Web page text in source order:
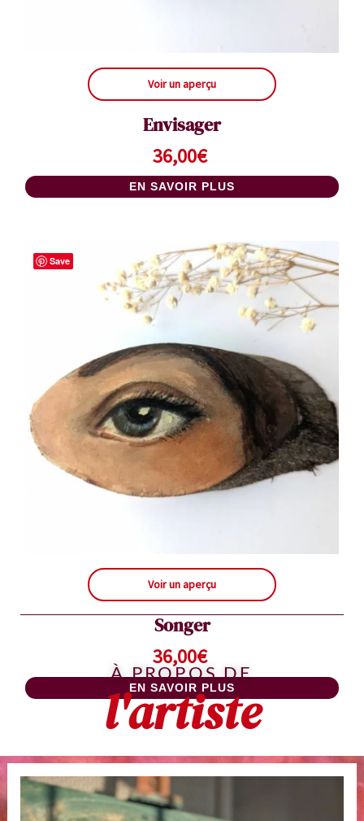
Voir un aperçu
Envisager
36,00€
EN SAVOIR PLUS
Save
Voir un aperçu
Songer
36,00€
EN SAVOIR PLUS
À PROPOS DE
l'artiste